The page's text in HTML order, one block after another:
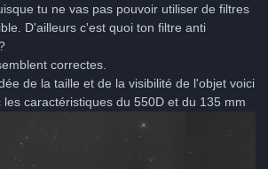
tu ne vas pas pouvoir utiliser de filtres
D'ailleurs c'est quoi ton filtre anti
correctes.
de la taille et de la visibilité de l'objet voici
les caractéristiques du 550D et du 135 mm